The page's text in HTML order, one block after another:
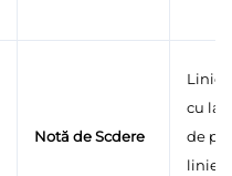
Notă de Scdere
Linie
cu
de
linie